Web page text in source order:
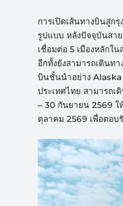
การเปิดเส้นทางบินสู่ก
รูปแบบ หลังปัจจุบันสา
เชื่อมต่อ 5 เมืองหลักใ
อีกทั้งยังสามารถเดินท
บินชั้นนำอย่าง
ประเทศไทย สามารถเ
– 30 กันยายน 2569 ใ
ตุลาคม 2569 เพื่อตอบ